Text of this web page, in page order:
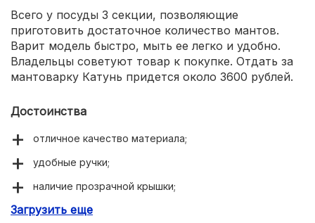
Всего у посуды 3 секции, позволяющие
приготовить достаточное количество мантов.
Варит модель быстро, мыть ее легко и удобно.
Владельцы советуют товар к покупке. Отдать за
мантоварку Катунь придется около 3600 рублей.
Достоинства
отличное качество материала;
удобные ручки;
наличие прозрачной крышки;
удобно ухаживать и хранить.
Загрузить еще